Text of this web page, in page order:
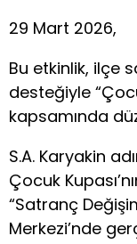
29 Mart 2026,
Bu etkinlik, ilçe
desteğiyle
kapsamında
S.A. Karyakin
Çocuk
“Satranç
Merkezi’nde